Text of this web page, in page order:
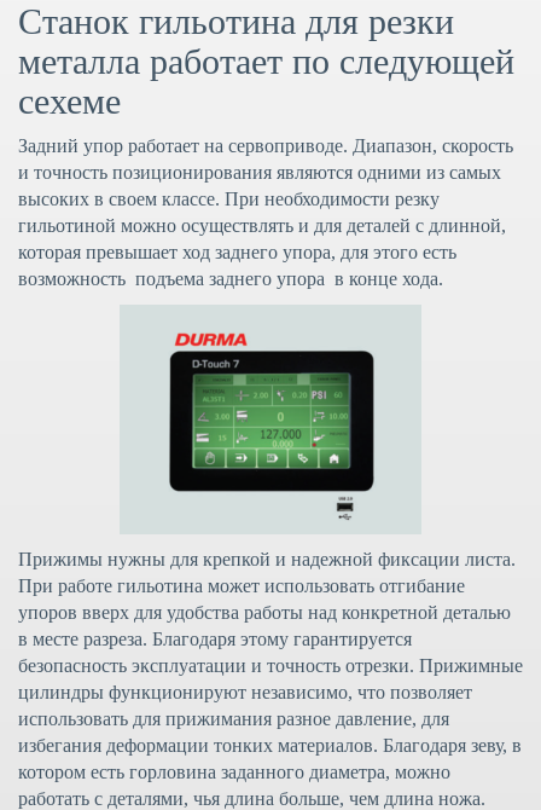
Станок гильотина для резки
металла работает по следующей
сехеме
Задний упор работает на сервоприводе. Диапазон, скорость
и точность позиционирования являются одними из самых
высоких в своем классе. При необходимости резку
гильотиной можно осуществлять и для деталей с длинной,
которая превышает ход заднего упора, для этого есть
возможность подъема заднего упора в конце хода.
Прижимы нужны для крепкой и надежной фиксации листа.
При работе гильотина может использовать отгибание
упоров вверх для удобства работы над конкретной деталью
в месте разреза. Благодаря этому гарантируется
безопасность эксплуатации и точность отрезки. Прижимные
цилиндры функционируют независимо, что позволяет
использовать для прижимания разное давление, для
избегания деформации тонких материалов. Благодаря зеву, в
котором есть горловина заданного диаметра, можно
работать с деталями, чья длина больше, чем длина ножа.